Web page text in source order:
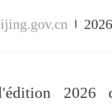
2026